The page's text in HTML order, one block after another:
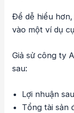
Để dễ hiểu
vào một ví dụ
Giả sử công ty
sau:
Lợi nhuận
Tổng tài sản